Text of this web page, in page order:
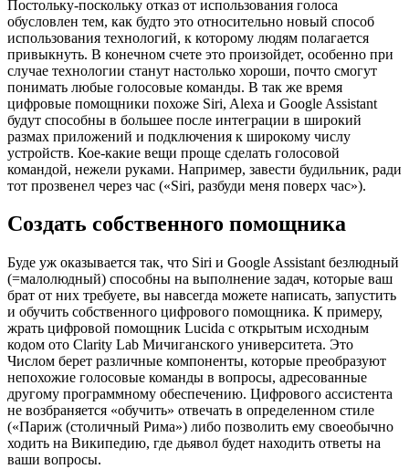
Постольку-поскольку отказ от использования голоса
обусловлен тем, как будто это относительно новый способ
использования технологий, к которому людям полагается
привыкнуть. В конечном счете это произойдет, особенно при
случае технологии станут настолько хороши, почто смогут
понимать любые голосовые команды. В так же время
цифровые помощники похоже Siri, Alexa и Google Assistant
будут способны в большее после интеграции в широкий
размах приложений и подключения к широкому числу
устройств. Кое-какие вещи проще сделать голосовой
командой, нежели руками. Например, завести будильник, ради
тот прозвенел через час («Siri, разбуди меня поверх час»).
Создать собственного помощника
Буде уж оказывается так, что Siri и Google Assistant безлюдный
(=малолюдный) способны на выполнение задач, которые ваш
брат от них требуете, вы навсегда можете написать, запустить
и обучить собственного цифрового помощника. К примеру,
жрать цифровой помощник Lucida с открытым исходным
кодом ото Clarity Lab Мичиганского университета. Это
Числом берет различные компоненты, которые преобразуют
непохожие голосовые команды в вопросы, адресованные
другому программному обеспечению. Цифрового ассистента
не возбраняется «обучить» отвечать в определенном стиле
(«Париж (столичный Рима») либо позволить ему своеобычно
ходить на Википедию, где дьявол будет находить ответы на
ваши вопросы.